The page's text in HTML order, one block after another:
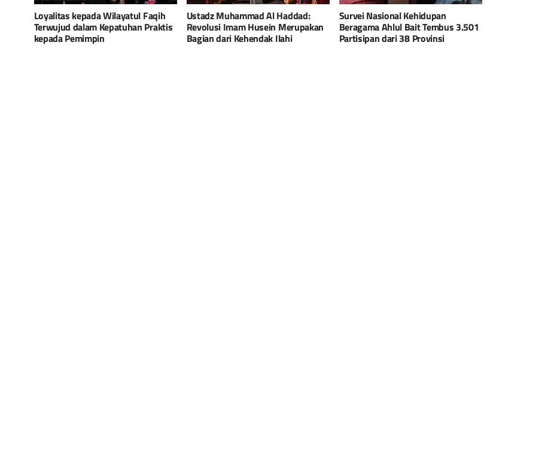
Loyalitas kepada Wilayatul Faqih
Terwujud dalam Kepatuhan Praktis
kepada Pemimpin
Ustadz Muhammad Al Haddad:
Revolusi Imam Husein Merupakan
Bagian dari Kehendak Ilahi
Survei Nasional Kehidupan
Beragama Ahlul Bait Tembus 3.501
Partisipan dari 38 Provinsi